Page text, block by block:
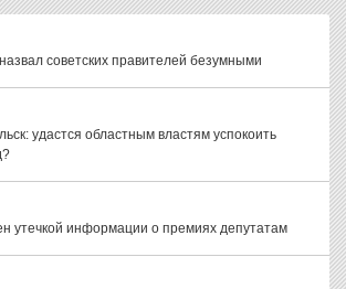
советских правителей безумными
удастся областным властям успокоить
утечкой информации о премиях депутатам